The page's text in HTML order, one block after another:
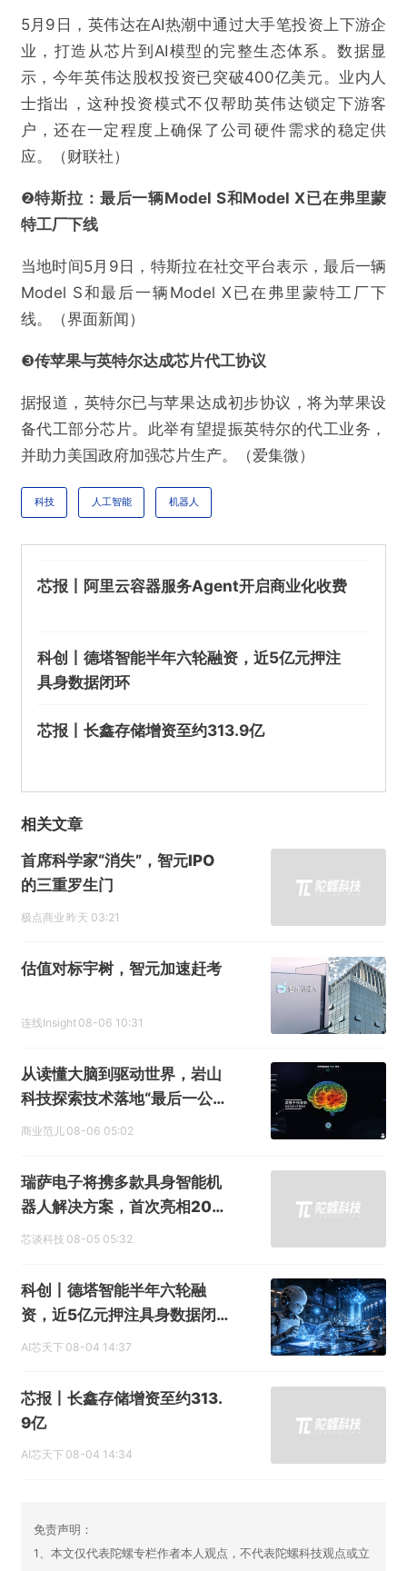
芯报丨英伟达全面布局AI生态 股权投资今年已超
400亿美元
欺诈
不实信息 违法犯罪
提交
5月9日，英伟达在AI热潮中通过大手笔投资上下游企
业，打造从芯片到AI模型的完整生态体系。数据显
示，今年英伟达股权投资已突破400亿美元。业内人
士指出，这种投资模式不仅帮助英伟达锁定下游客
户，还在一定程度上确保了公司硬件需求的稳定供
应。（财联社）
❷特斯拉：最后一辆Model S和Model X已在弗里蒙
特工厂下线
当地时间5月9日，特斯拉在社交平台表示，最后一辆
Model S和最后一辆Model X已在弗里蒙特工厂下
线。（界面新闻）
❸传苹果与英特尔达成芯片代工协议
据报道，英特尔已与苹果达成初步协议，将为苹果设
备代工部分芯片。此举有望提振英特尔的代工业务，
并助力美国政府加强芯片生产。（爱集微）
科技 人工智能 机器人
芯报丨阿里云容器服务Agent开启商业化收费
科创丨德塔智能半年六轮融资，近5亿元押注
具身数据闭环
芯报丨长鑫存储增资至约313.9亿
相关文章
首席科学家“消失”，智元IPO
的三重罗生门
极点商业 昨天 03:21
估值对标宇树，智元加速赶考
连线Insight 08-06 10:31
从读懂大脑到驱动世界，岩山
科技探索技术落地“最后一公
里”
商业范儿 08-06 05:02
瑞萨电子将携多款具身智能机
器人解决方案，首次亮相202
6中国具身智能机器人产业大
芯谈科技 08-05 05:32
科创丨德塔智能半年六轮融
资，近5亿元押注具身数据闭
环
AI芯天下 08-04 14:37
芯报丨长鑫存储增资至约313.
9亿
AI芯天下 08-04 14:34
免责声明：
1、本文仅代表陀螺专栏作者本人观点，不代表陀螺科技观点或立